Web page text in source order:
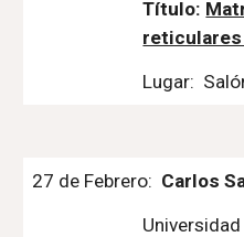
Título:
Lugar:
27 de Febrero: Carlos